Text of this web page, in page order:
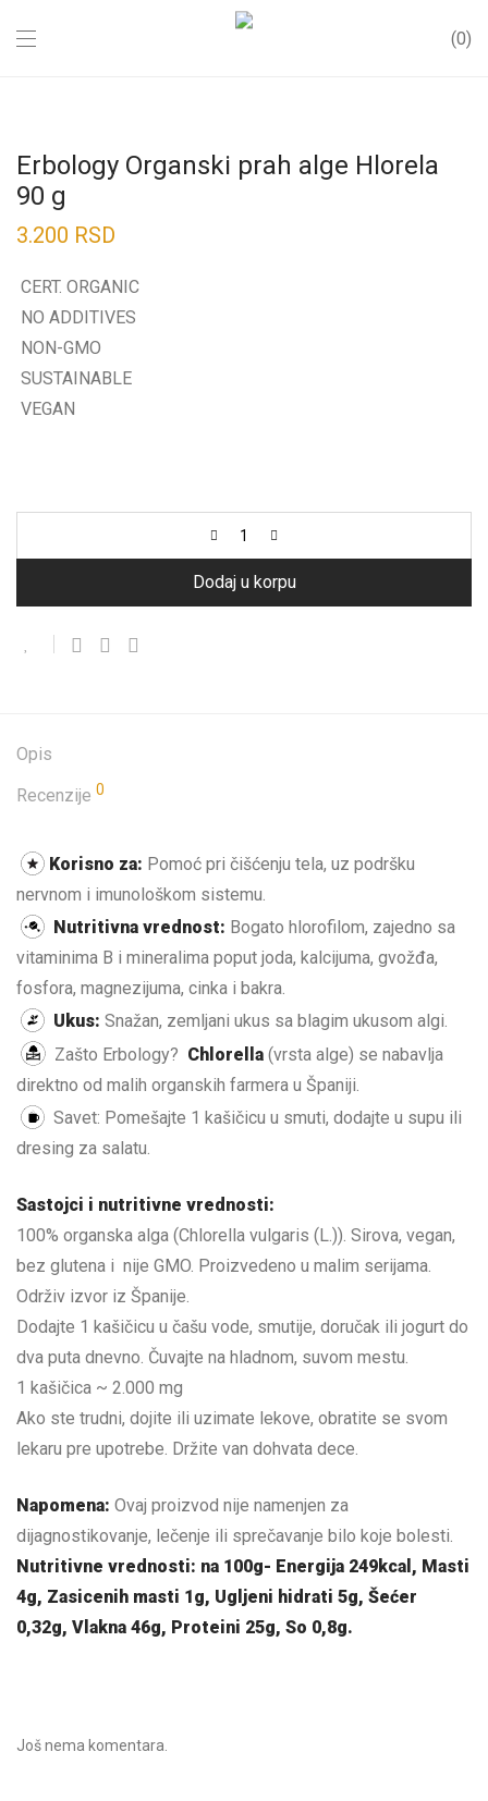
0
Erbology Organski prah alge Hlorela
90 g
3.200 RSD
CERT. ORGANIC
NO ADDITIVES
NON-GMO
SUSTAINABLE
VEGAN
Dodaj u korpu
Opis
Recenzije 0
Korisno za: Pomoć pri čišćenju tela, uz podršku
nervnom i imunološkom sistemu.
Nutritivna vrednost: Bogato hlorofilom, zajedno sa
vitaminima B i mineralima poput joda, kalcijuma, gvožđa,
fosfora, magnezijuma, cinka i bakra.
Ukus: Snažan, zemljani ukus sa blagim ukusom algi.
Zašto Erbology? Chlorella (vrsta alge) se nabavlja
direktno od malih organskih farmera u Španiji.
Savet: Pomešajte 1 kašičicu u smuti, dodajte u supu ili
dresing za salatu.
Sastojci i nutritivne vrednosti:
100% organska alga (Chlorella vulgaris (L.)). Sirova, vegan,
bez glutena i nije GMO. Proizvedeno u malim serijama.
Održiv izvor iz Španije.
Dodajte 1 kašičicu u čašu vode, smutije, doručak ili jogurt do
dva puta dnevno. Čuvajte na hladnom, suvom mestu.
1 kašičica ~ 2.000 mg
Ako ste trudni, dojite ili uzimate lekove, obratite se svom
lekaru pre upotrebe. Držite van dohvata dece.
Napomena: Ovaj proizvod nije namenjen za
dijagnostikovanje, lečenje ili sprečavanje bilo koje bolesti.
Nutritivne vrednosti: na 100g- Energija 249kcal, Masti
4g, Zasicenih masti 1g, Ugljeni hidrati 5g, Šećer
0,32g, Vlakna 46g, Proteini 25g, So 0,8g.
Još nema komentara.